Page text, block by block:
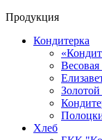
Продукция
Кондитерка
Весовая
Хлеб